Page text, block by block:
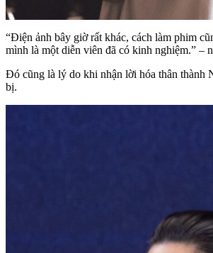
“Điện ảnh bây giờ rất khác, cách làm phim
mình là một diễn viên đã có kinh nghiệm.” –
Đó cũng là lý do khi nhận lời hóa thân thành
bị.